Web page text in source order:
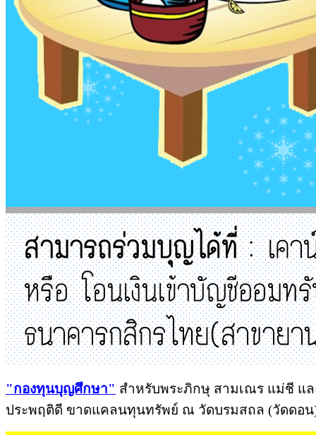
"กองทุนบุญศึกษา" สำหรับพระภิกษุ สามเณร แม่ชี แ
ประพฤติดี ขาดแคลนทุนทรัพย์ ณ วัดบรมสถล (วัดดอน